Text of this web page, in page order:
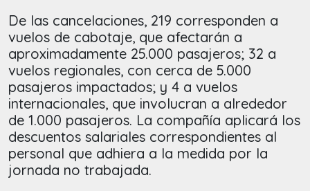
De las cancelaciones, 219 corresponden a
vuelos de cabotaje, que afectarán a
aproximadamente 25.000 pasajeros; 32 a
vuelos regionales, con cerca de 5.000
pasajeros impactados; y 4 a vuelos
internacionales, que involucran a alrededor
de 1.000 pasajeros. La compañía aplicará los
descuentos salariales correspondientes al
personal que adhiera a la medida por la
jornada no trabajada.